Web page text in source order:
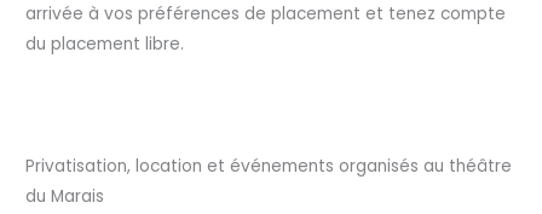
arrivée à vos préférences de placement et tenez compte
du placement libre.
Privatisation, location et événements organisés au théâtre
du Marais